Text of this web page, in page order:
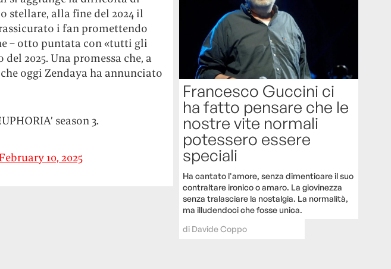
stellare, alla fine del 2024 il
i fan promettendo
– otto puntata con «tutti gli
2025. Una promessa che, a
oggi Zendaya ha annunciato
season 3.
February 10, 2025
Francesco Guccini ci
ha fatto pensare che le
nostre vite normali
potessero essere
speciali
Ha cantato l'amore, senza dimenticare il suo
contraltare ironico o amaro. La giovinezza
senza tralasciare la nostalgia. La normalità,
ma illudendoci che fosse unica.
di Davide Coppo